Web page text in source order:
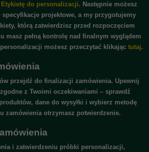
Etykietę do personalizacji. Następnie możesz
specyfikacje projektowe, a my przygotujemy
którą zatwierdzisz przed rozpoczęciem
masz pełną kontrolę nad finalnym wyglądem
możesz przeczytać klikając tutaj.
przejdź do finalizacji zamówienia. Upewnij
z Twoimi oczekiwaniami – sprawdź
dane do wysyłki i wybierz metodę
zamówienia otrzymasz potwierdzenie.
i zatwierdzeniu próbki personalizacji,